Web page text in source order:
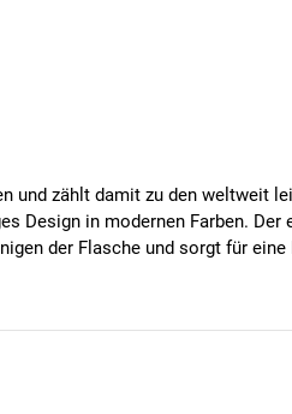
und zählt damit zu den weltweit
Design in modernen Farben. Der
der Flasche und sorgt für eine